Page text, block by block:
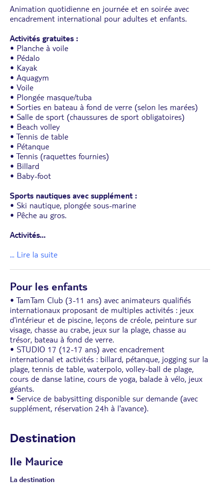
Animation quotidienne en journée et en soirée avec
encadrement international pour adultes et enfants.
Activités gratuites :
• Planche à voile
• Pédalo
• Kayak
• Aquagym
• Voile
• Plongée masque/tuba
• Sorties en bateau à fond de verre (selon les marées)
• Salle de sport (chaussures de sport obligatoires)
• Beach volley
• Tennis de table
• Pétanque
• Tennis (raquettes fournies)
• Billard
• Baby-foot
Sports nautiques avec supplément :
• Ski nautique, plongée sous-marine
• Pêche au gros.
Activités...
... Lire la suite
Pour les enfants
• TamTam Club (3-11 ans) avec animateurs qualifiés
internationaux proposant de multiples activités : jeux
d'intérieur et de piscine, leçons de créole, peinture sur
visage, chasse au crabe, jeux sur la plage, chasse au
trésor, bateau à fond de verre.
• STUDIO 17 (12-17 ans) avec encadrement
international et activités : billard, pétanque, jogging sur la
plage, tennis de table, waterpolo, volley-ball de plage,
cours de danse latine, cours de yoga, balade à vélo, jeux
géants.
• Service de babysitting disponible sur demande (avec
supplément, réservation 24h à l'avance).
Destination
Ile Maurice
La destination